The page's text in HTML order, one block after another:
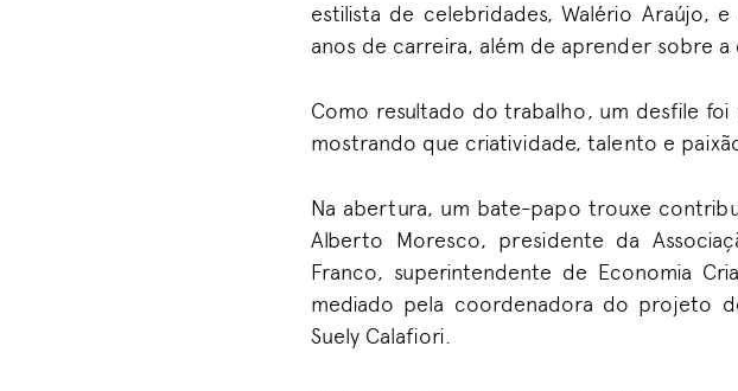
estilista de celebridades, Walério Araújo,
anos de carreira, além de aprender sobre a
Como resultado do trabalho, um desfile foi
mostrando que criatividade, talento e
Na abertura, um bate-papo trouxe
Alberto Moresco, presidente da
Franco, superintendente de Economia
mediado pela coordenadora do projeto
Suely Calafiori.